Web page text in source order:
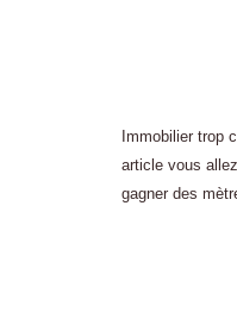
Immobilier trop
article vous
gagner des